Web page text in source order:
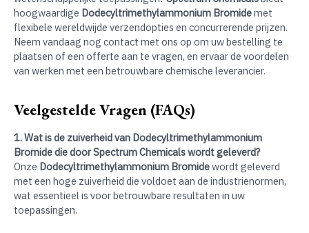
hoogwaardige Dodecyltrimethylammonium Bromidemet
flexibele wereldwijde verzendopties en concurrerende prijzen.
Neem vandaag nog contact met ons op om uw bestelling te
plaatsen of een offerte aan te vragen, en ervaar de voordelen
van werken met een betrouwbare chemische leverancier.
Veelgestelde Vragen (FAQs)
1. Wat is de zuiverheid van Dodecyltrimethylammonium
Bromide die door Spectrum Chemicals wordt geleverd?
Onze Dodecyltrimethylammonium Bromidewordt geleverd
met een hoge zuiverheid die voldoet aan de industrienormen,
wat essentieel is voor betrouwbare resultaten in uw
toepassingen.